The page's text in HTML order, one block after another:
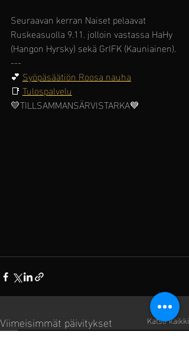
Seuraavan kerran Naiset pelaavat
Ruskeasuolla 9.11. jolloin vastassa HaHy
(Hangon Hyrsky) sekä GrIFK (Kauniainen).
---
💕 Syöpäsäätiön Roosa nauha
📑 Tulospalvelu
💛TILLSAMMANSÄRVISTARKA💙
Viimeisimmät päivitykset Katso kaikki